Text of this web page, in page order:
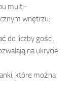
multi-
wnętrzu:
do liczby gości.
na ukrycie
które można